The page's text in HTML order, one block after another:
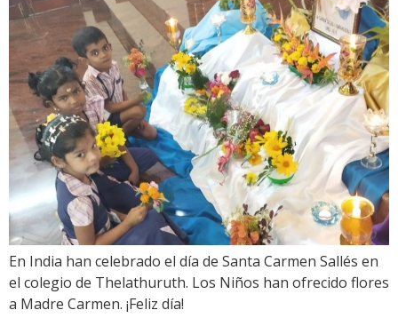
En India han celebrado el día de Santa Carmen Sallés en
el colegio de Thelathuruth. Los Niños han ofrecido flores
a Madre Carmen. ¡Feliz día!